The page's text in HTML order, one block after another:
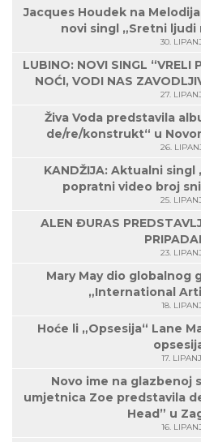
Jacques Houdek na
novi singl „Sretni ljudi
30. LIPANJ
LUBINO: NOVI SINGL “VRELI
NOĆI, VODI NAS
27. LIPANJ
Živa Voda predstavila
de/re/konstrukt“ u
26.
KANDŽIJA: Aktualni singl
popratni video broj
25. LIPANJ
ALEN ĐURAS
23. LIPANJ
Mary May dio globalnog
„International
18. LIPANJ
Hoće li „Opsesija“ Lane
17. LIPANJ
Novo ime na glazbenoj
umjetnica Zoe predstavila
Head” u
16. LIPANJ